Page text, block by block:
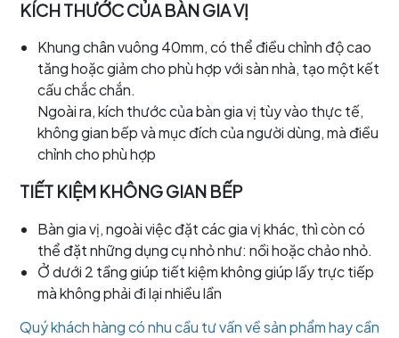
KÍCH THƯỚC CỦA BÀN GIA VỊ
Khung chân vuông 40mm, có thể điều chỉnh độ cao
tăng hoặc giảm cho phù hợp với sàn nhà, tạo một kết
cấu chắc chắn.
Ngoài ra, kích thước của bàn gia vị tùy vào thực tế,
không gian bếp và mục đích của người dùng, mà điều
chỉnh cho phù hợp
TIẾT KIỆM KHÔNG GIAN BẾP
Bàn gia vị, ngoài việc đặt các gia vị khác, thì còn có
thể đặt những dụng cụ nhỏ như: nồi hoặc chảo nhỏ.
Ở dưới 2 tầng giúp tiết kiệm không giúp lấy trực tiếp
mà không phải đi lại nhiều lần
Quý khách hàng có nhu cầu tư vấn về sản phẩm hay cần